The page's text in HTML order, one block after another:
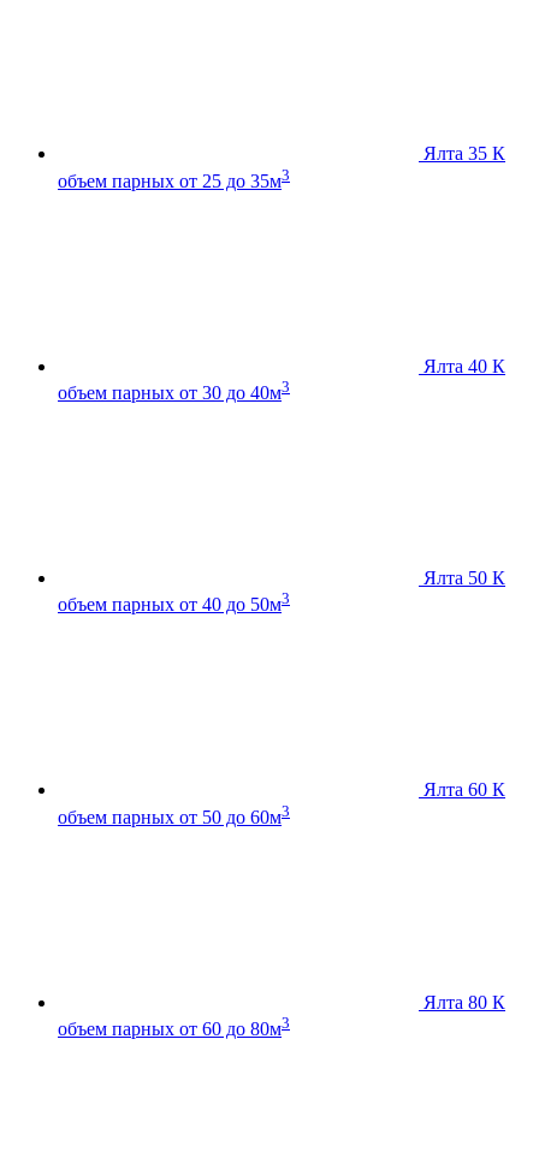
Ялта 35 К
объем парных от 25 до 35м3
Ялта 40 К
объем парных от 30 до 40м3
Ялта 50 К
объем парных от 40 до 50м3
Ялта 60 К
объем парных от 50 до 60м3
Ялта 80 К
объем парных от 60 до 80м3